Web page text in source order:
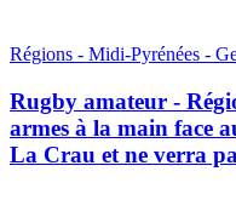
Régions - Midi-Pyrénées -
Rugby amateur -
armes à la main face
La Crau et ne verra